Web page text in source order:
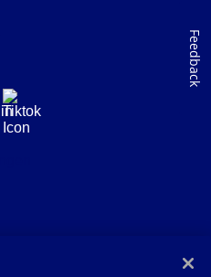
Feedback